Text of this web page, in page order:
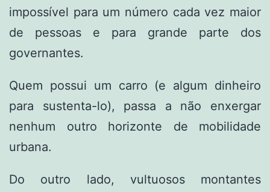
impossível para um número cada vez maior
de pessoas e para grande parte dos
governantes.
Quem possui um carro (e algum dinheiro
para sustenta-lo), passa a não enxergar
nenhum outro horizonte de mobilidade
urbana.
Do outro lado, vultuosos montantes